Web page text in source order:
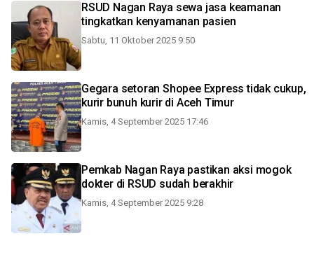
RSUD Nagan Raya sewa jasa keamanan
tingkatkan kenyamanan pasien
Sabtu, 11 Oktober 2025 9:50
Gegara setoran Shopee Express tidak cukup,
kurir bunuh kurir di Aceh Timur
Kamis, 4 September 2025 17:46
Pemkab Nagan Raya pastikan aksi mogok
dokter di RSUD sudah berakhir
Kamis, 4 September 2025 9:28